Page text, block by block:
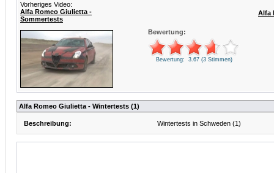
Vorheriges Video:
Alfa Romeo Giulietta -
Sommertests
Bewertung:
Bewertung: 3.67 (3 Stimmen)
Alfa
Alfa Romeo Giulietta - Wintertests (1)
Beschreibung: Wintertests in Schweden (1)